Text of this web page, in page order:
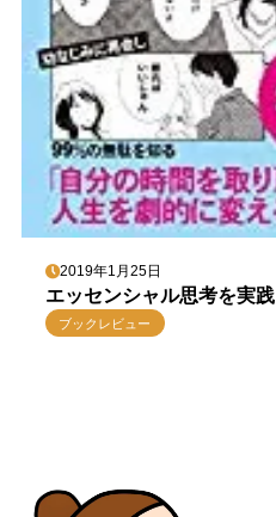
2019年1月25日
エッセンシャル思考を実践
ブックレビュー